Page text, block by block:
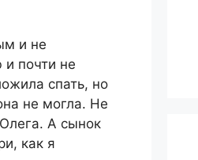
и не
почти не
спать, но
не могла. Не
А сынок
как я